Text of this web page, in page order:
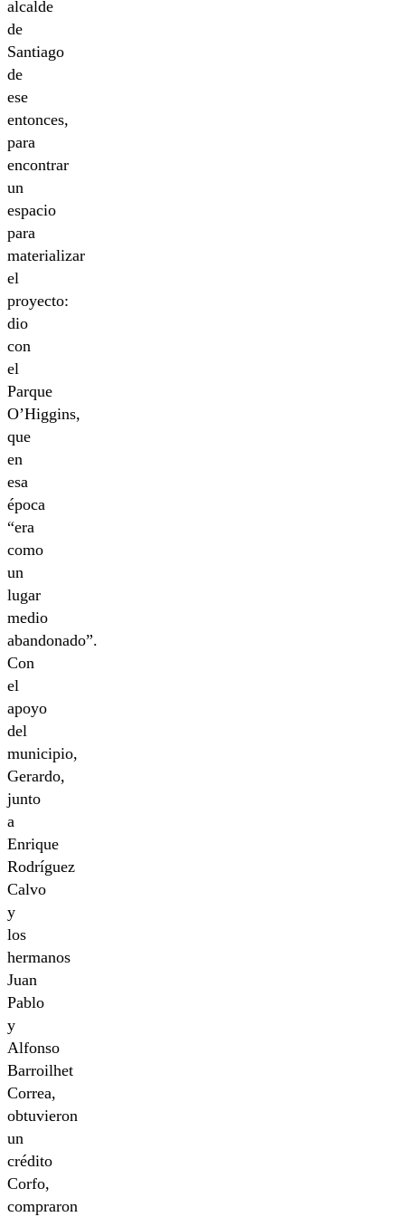
alcalde
de
Santiago
de
ese
entonces,
para
encontrar
un
espacio
para
materializar
el
proyecto:
dio
con
el
Parque
O’Higgins,
que
en
esa
época
“era
como
un
lugar
medio
abandonado”.
Con
el
apoyo
del
municipio,
Gerardo,
junto
a
Enrique
Rodríguez
Calvo
y
los
hermanos
Juan
Pablo
y
Alfonso
Barroilhet
Correa,
obtuvieron
un
crédito
Corfo,
compraron